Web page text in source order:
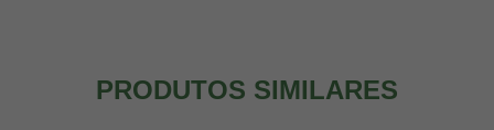
PRODUTOS SIMILARES